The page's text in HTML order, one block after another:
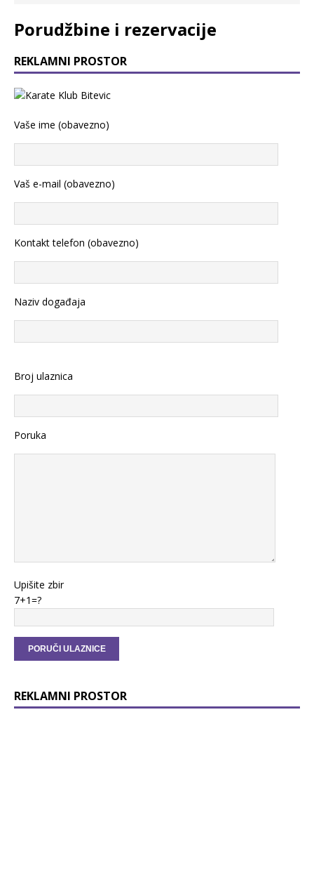
Porudžbine i rezervacije
REKLAMNI PROSTOR
Vaše ime (obavezno)
Vaš e-mail (obavezno)
Kontakt telefon (obavezno)
Naziv događaja
Broj ulaznica
Poruka
Upišite zbir
7+1=?
REKLAMNI PROSTOR